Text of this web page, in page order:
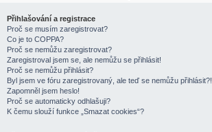
Přihlašování a registrace
Proč se musím zaregistrovat?
Co je to COPPA?
Proč se nemůžu zaregistrovat?
Zaregistroval jsem se, ale nemůžu se přihlásit!
Proč se nemůžu přihlásit?
Byl jsem ve fóru zaregistrovaný, ale teď se nemůžu přihlásit?!
Zapomněl jsem heslo!
Proč se automaticky odhlašuji?
K čemu slouží funkce „Smazat cookies“?